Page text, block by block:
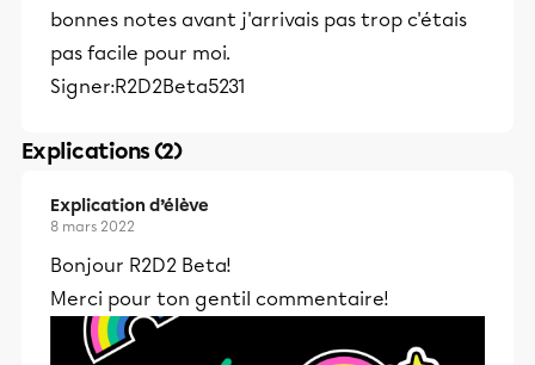
bonnes notes avant j'arrivais pas trop c'étais
pas facile pour moi.
Signer:R2D2Beta5231
Explications (2)
Explication d’élève
8 mars 2022
Bonjour R2D2 Beta!
Merci pour ton gentil commentaire!